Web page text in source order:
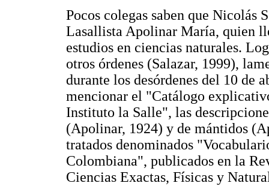
Pocos colegas saben que Nicolás
Lasallista Apolinar María, quien
estudios en ciencias naturales.
otros órdenes (Salazar, 1999),
durante los desórdenes del 10 de
mencionar el "Catálogo
Instituto la Salle", las
(Apolinar, 1924) y de mántidos
tratados denominados
Colombiana", publicados en la
Ciencias Exactas, Físicas y